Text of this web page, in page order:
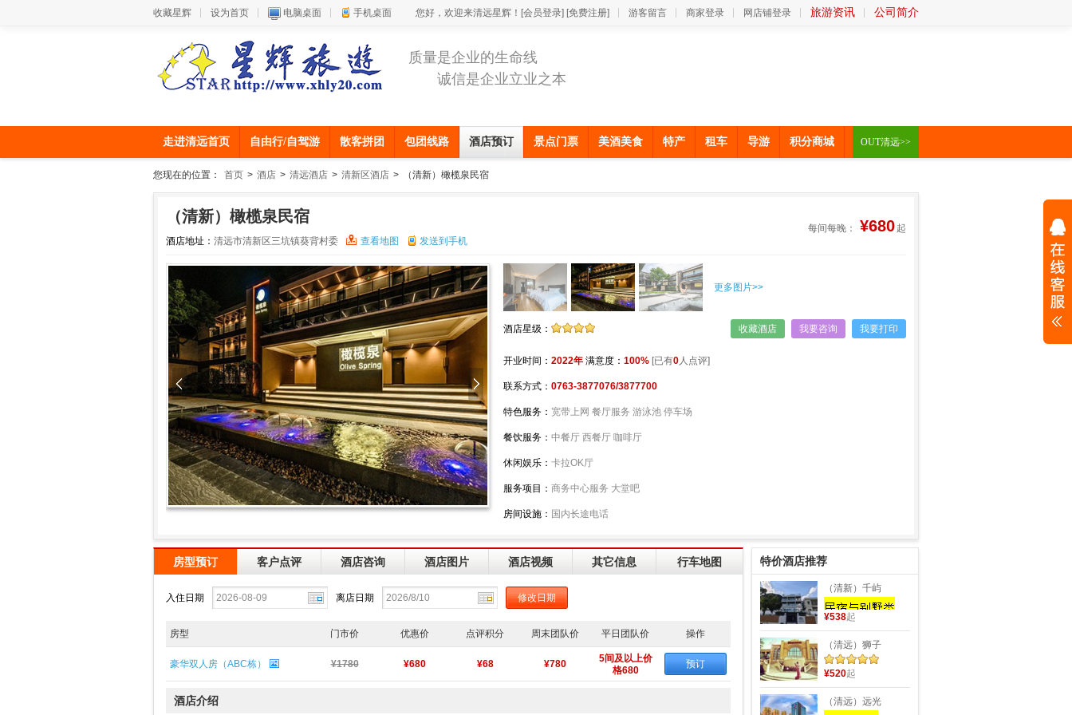
收藏星辉 设为首页 电脑桌面 手机桌面 您好，欢迎来清远星辉！ [会员登录] [免费注册] 游客留言 商家登录 网店铺登录 旅游资讯 公司简介
质量是企业的生命线
诚信是企业立业之本
走进清远首页 自由行/自驾游 散客拼团 包团线路 酒店预订 景点门票 美酒美食 特产 租车 导游 积分商城 OUT清远>>
您现在的位置： 首页 > 酒店 > 清远酒店 > 清新区酒店 > （清新）橄榄泉民宿
（清新）橄榄泉民宿
酒店地址： 清远市清新区三坑镇葵背村委 查看地图 发送到手机
每间每晚： ¥680 起
更多图片>>
收藏酒店 我要咨询 我要打印
酒店星级：
开业时间： 2022年 满意度： 100% [已有0人点评]
联系方式： 0763-3877076/3877700
特色服务： 宽带上网 餐厅服务 游泳池 停车场
餐饮服务： 中餐厅 西餐厅 咖啡厅
休闲娱乐： 卡拉OK厅
服务项目： 商务中心服务 大堂吧
房间设施： 国内长途电话
房型预订 客户点评 酒店咨询 酒店图片 酒店视频 其它信息 行车地图
入住日期 离店日期
房型 门市价 优惠价 点评积分 周末团队价 平日团队价 操作
豪华双人房（ABC栋） ¥1780 ¥680 ¥68 ¥780
5间及以上价
格680
预订
酒店介绍
特价酒店推荐
（清新）千屿
¥538起
（清远）狮子
¥520起
（清远）远光